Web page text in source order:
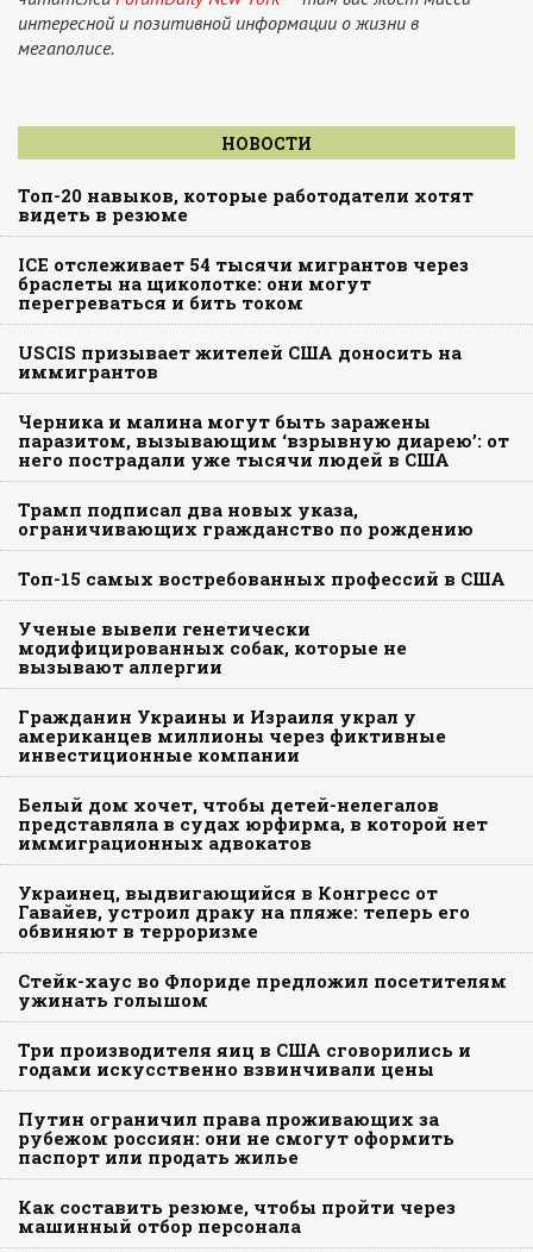
интересной и позитивной информации о жизни в
мегаполисе.
НОВОСТИ
Топ-20 навыков, которые работодатели хотят
видеть в резюме
ICE отслеживает 54 тысячи мигрантов через
браслеты на щиколотке: они могут
перегреваться и бить током
USCIS призывает жителей США доносить на
иммигрантов
Черника и малина могут быть заражены
паразитом, вызывающим ‘взрывную диарею’: от
него пострадали уже тысячи людей в США
Трамп подписал два новых указа,
ограничивающих гражданство по рождению
Топ-15 самых востребованных профессий в США
Ученые вывели генетически
модифицированных собак, которые не
вызывают аллергии
Гражданин Украины и Израиля украл у
американцев миллионы через фиктивные
инвестиционные компании
Белый дом хочет, чтобы детей-нелегалов
представляла в судах юрфирма, в которой нет
иммиграционных адвокатов
Украинец, выдвигающийся в Конгресс от
Гавайев, устроил драку на пляже: теперь его
обвиняют в терроризме
Стейк-хаус во Флориде предложил посетителям
ужинать голышом
Три производителя яиц в США сговорились и
годами искусственно взвинчивали цены
Путин ограничил права проживающих за
рубежом россиян: они не смогут оформить
паспорт или продать жилье
Как составить резюме, чтобы пройти через
машинный отбор персонала